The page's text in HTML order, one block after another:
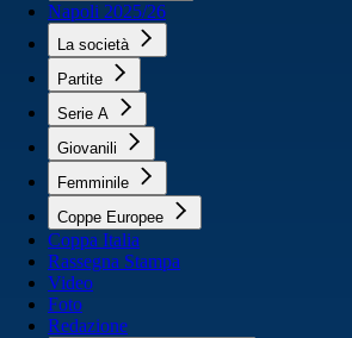
Napoli 2025/26
La società
Partite
Serie A
Giovanili
Femminile
Coppe Europee
Coppa Italia
Rassegna Stampa
Video
Foto
Redazione